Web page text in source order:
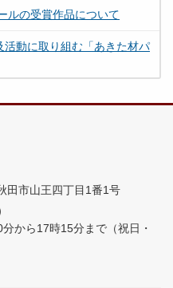
ルの受賞作品について
動に取り組む「あきた材パ
市山王四丁目1番1号
分から17時15分まで （祝日・